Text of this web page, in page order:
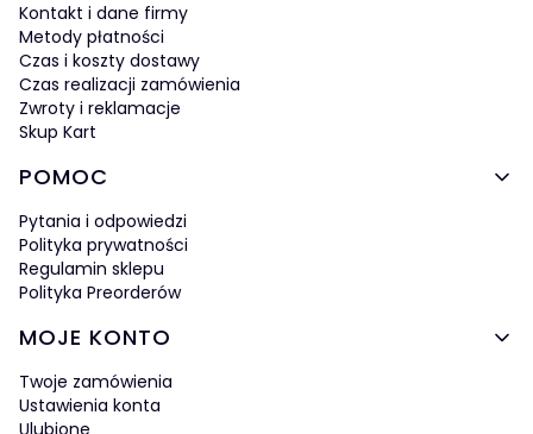
Kontakt i dane firmy
Metody płatności
Czas i koszty dostawy
Czas realizacji zamówienia
Zwroty i reklamacje
Skup Kart
POMOC
Pytania i odpowiedzi
Polityka prywatności
Regulamin sklepu
Polityka Preorderów
MOJE KONTO
Twoje zamówienia
Ustawienia konta